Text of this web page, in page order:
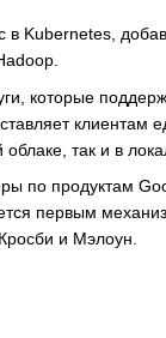
Kubernetes,
которые
клиентам
так и в
по продуктам
первым
и Мэлоун.